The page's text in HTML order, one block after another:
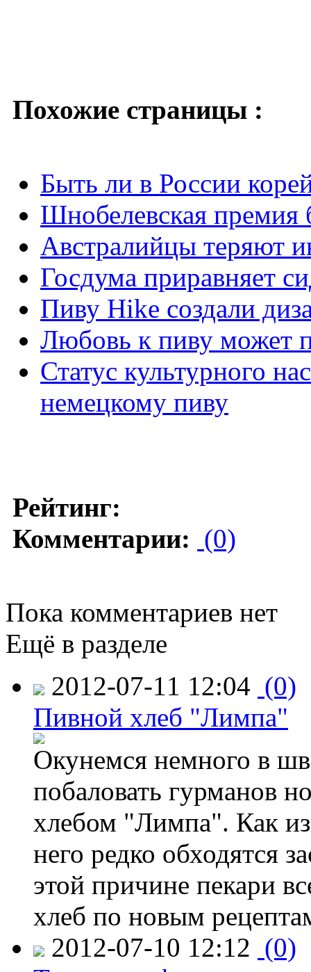
Похожие страницы :
Быть ли в России
Шнобелевская премия
Австралийцы теряют
Госдума приравняет
Пиву Hike создали
Любовь к пиву может
Статус культурного
немецкому пиву
Рейтинг:
Комментарии: (0)
Пока комментариев нет
Ещё в разделе
2012-07-11 12:04 (0)
Пивной хлеб "Лимпа"
Окунемся немного в
побаловать гурманов
хлебом "Лимпа". Как
него редко обходятся
этой причине пекари
хлеб по новым
2012-07-10 12:12 (0)